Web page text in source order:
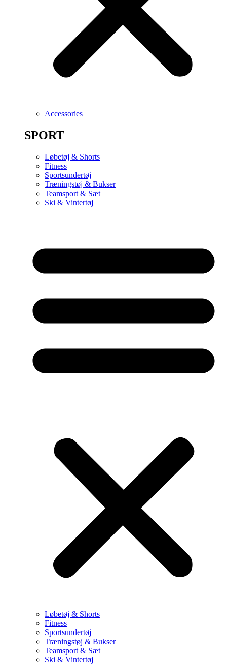
Accessories
SPORT
Løbetøj & Shorts
Fitness
Sportsundertøj
Træningstøj & Bukser
Teamsport & Sæt
Ski & Vintertøj
Løbetøj & Shorts
Fitness
Sportsundertøj
Træningstøj & Bukser
Teamsport & Sæt
Ski & Vintertøj